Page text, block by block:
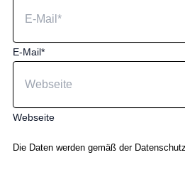
E-Mail*
Webseite
Die Daten werden gemäß der